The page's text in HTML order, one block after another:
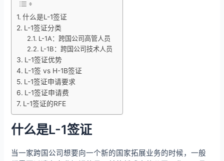
什么是L-1签证
L-1签证分类
L-1A：跨国公司高管人员
L-1B：跨国公司技术人员
L-1签证优势
L-1签 vs H-1B签证
L-1签证申请要求
L-1签证申请费
L-1签证的RFE
什么是L-1签证
当一家跨国公司想要向一个新的国家拓展业务的时候，一般